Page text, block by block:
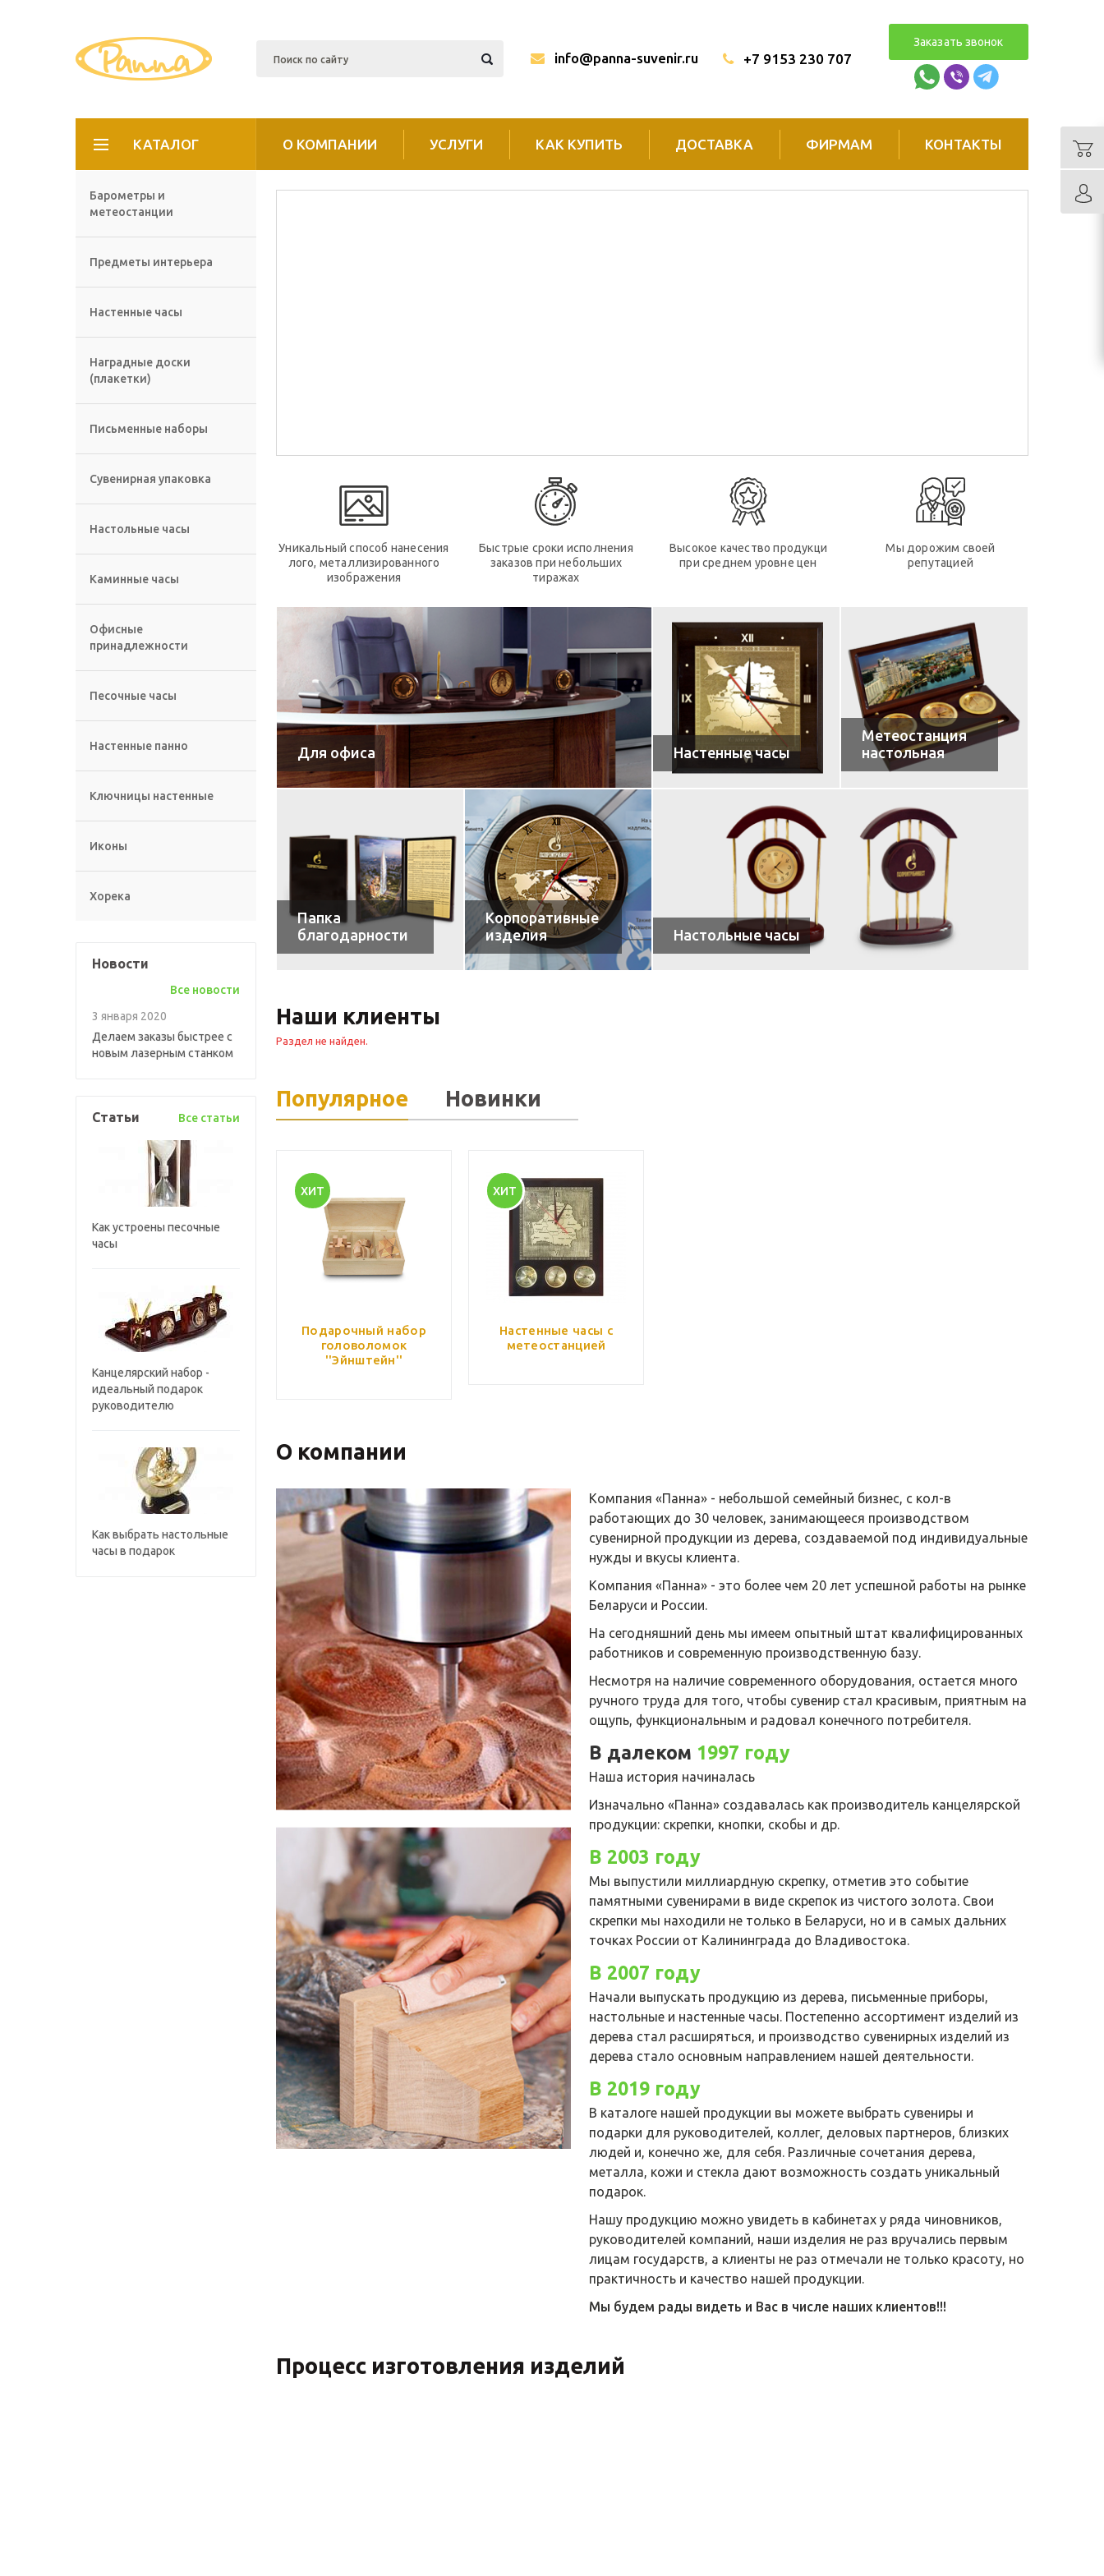
info@panna-suvenir.ru +7 9153 230 707
Заказать звонок
КАТАЛОГ О КОМПАНИИ УСЛУГИ КАК КУПИТЬ ДОСТАВКА ФИРМАМ КОНТАКТЫ
Барометры и
метеостанции
Предметы интерьера
Настенные часы
Наградные доски
(плакетки)
Письменные наборы
Сувенирная упаковка
Настольные часы
Каминные часы
Офисные
принадлежности
Песочные часы
Настенные панно
Ключницы настенные
Иконы
Хорека
Новости
Все новости
3 января 2020
Делаем заказы быстрее с
новым лазерным станком
Статьи Все статьи
Как устроены песочные
часы
Канцелярский набор -
идеальный подарок
руководителю
Как выбрать настольные
часы в подарок
Уникальный способ нанесения
лого, металлизированного
изображения
Быстрые сроки исполнения
заказов при небольших
тиражах
Высокое качество продукци
при среднем уровне цен
Мы дорожим своей
репутацией
Для офиса Настенные часы
Метеостанция
настольная
Папка
благодарности
Корпоративные
изделия
Настольные часы
Наши клиенты
Раздел не найден.
Популярное Новинки
ХИТ
Подарочный набор
головоломок
''Эйнштейн''
ХИТ
Настенные часы с
метеостанцией
О компании
Компания «Панна» - небольшой семейный бизнес, с кол-в
работающих до 30 человек, занимающееся производством
сувенирной продукции из дерева, создаваемой под индивидуальные
нужды и вкусы клиента.
Компания «Панна» - это более чем 20 лет успешной работы на рынке
Беларуси и России.
На сегодняшний день мы имеем опытный штат квалифицированных
работников и современную производственную базу.
Несмотря на наличие современного оборудования, остается много
ручного труда для того, чтобы сувенир стал красивым, приятным на
ощупь, функциональным и радовал конечного потребителя.
В далеком 1997 году
Наша история начиналась
Изначально «Панна» создавалась как производитель канцелярской
продукции: скрепки, кнопки, скобы и др.
В 2003 году
Мы выпустили миллиардную скрепку, отметив это событие
памятными сувенирами в виде скрепок из чистого золота. Свои
скрепки мы находили не только в Беларуси, но и в самых дальних
точках России от Калининграда до Владивостока.
В 2007 году
Начали выпускать продукцию из дерева, письменные приборы,
настольные и настенные часы. Постепенно ассортимент изделий из
дерева стал расширяться, и производство сувенирных изделий из
дерева стало основным направлением нашей деятельности.
В 2019 году
В каталоге нашей продукции вы можете выбрать сувениры и
подарки для руководителей, коллег, деловых партнеров, близких
людей и, конечно же, для себя. Различные сочетания дерева,
металла, кожи и стекла дают возможность создать уникальный
подарок.
Нашу продукцию можно увидеть в кабинетах у ряда чиновников,
руководителей компаний, наши изделия не раз вручались первым
лицам государств, а клиенты не раз отмечали не только красоту, но
практичность и качество нашей продукции.
Мы будем рады видеть и Вас в числе наших клиентов!!!
Процесс изготовления изделий